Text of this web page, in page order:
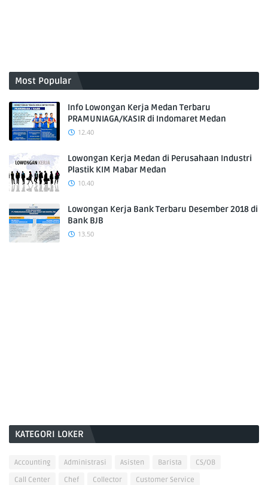
Most Popular
Info Lowongan Kerja Medan Terbaru
PRAMUNIAGA/KASIR di Indomaret Medan
12.40
Lowongan Kerja Medan di Perusahaan Industri
Plastik KIM Mabar Medan
10.40
Lowongan Kerja Bank Terbaru Desember 2018 di
Bank BJB
13.50
KATEGORI LOKER
Accounting Administrasi Asisten Barista
CS/OB
Call Center
Chef Collector
Customer Service